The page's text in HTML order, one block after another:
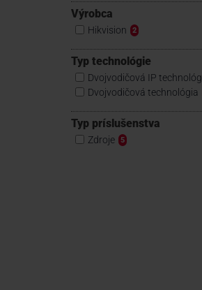
Výrobca
Hikvision 2
Typ technológie
Dvojvodičová IP
Dvojvodičová technológia
Typ príslušenstva
Zdroje 5